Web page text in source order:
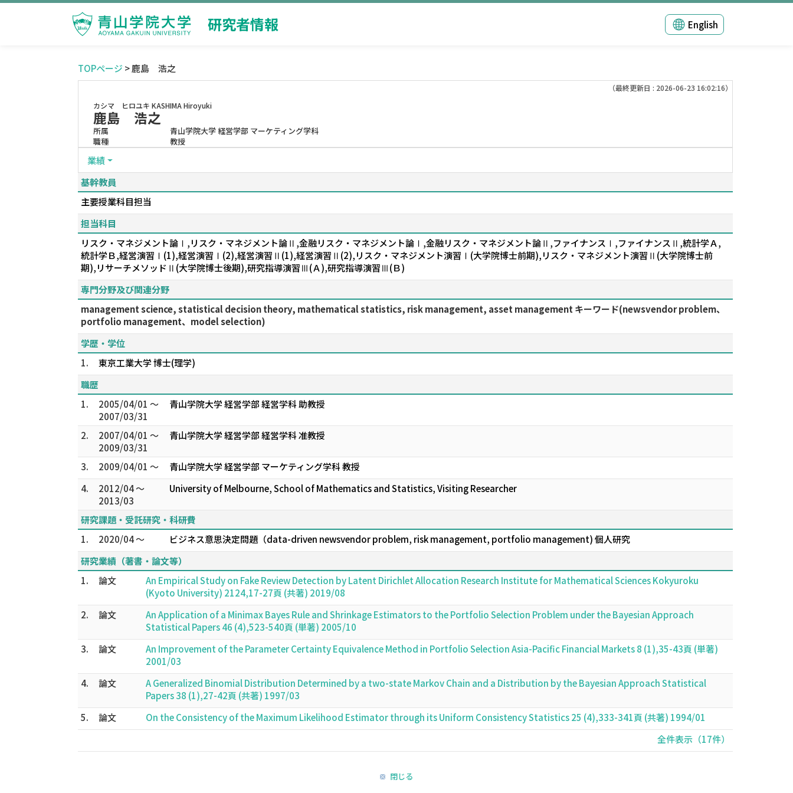
研究者情報 English
TOPページ > 鹿島 浩之
（最終更新日 : 2026-06-23 16:02:16）
カシマ ヒロユキ KASHIMA Hiroyuki
鹿島 浩之
所属
青山学院大学 経営学部 マーケティング学科
職種
教授
業績
基幹教員
主要授業科目担当
担当科目
リスク・マネジメント論Ⅰ,リスク・マネジメント論Ⅱ,金融リスク・マネジメント論Ⅰ,金融リスク・マネジメント論Ⅱ,ファイナンスⅠ,ファイナンスⅡ,統計学Ａ,
統計学Ｂ,経営演習Ⅰ(1),経営演習Ⅰ(2),経営演習Ⅱ(1),経営演習Ⅱ(2),リスク・マネジメント演習Ⅰ(大学院博士前期),リスク・マネジメント演習Ⅱ(大学院博士前
期),リサーチメソッドⅡ(大学院博士後期),研究指導演習Ⅲ(Ａ),研究指導演習Ⅲ(Ｂ)
専門分野及び関連分野
management science, statistical decision theory, mathematical statistics, risk management, asset management キーワード(newsvendor problem、
portfolio management、model selection)
学歴・学位
1.
東京工業大学 博士(理学)
職歴
1.
2005/04/01 ～
2007/03/31
青山学院大学 経営学部 経営学科 助教授
2.
2007/04/01 ～
2009/03/31
青山学院大学 経営学部 経営学科 准教授
3. 2009/04/01 ～
青山学院大学 経営学部 マーケティング学科 教授
4.
2012/04 ～
2013/03
University of Melbourne, School of Mathematics and Statistics, Visiting Researcher
研究課題・受託研究・科研費
1.
2020/04 ～
ビジネス意思決定問題（data-driven newsvendor problem, risk management, portfolio management) 個人研究
研究業績（著書・論文等）
1.
論文
An Empirical Study on Fake Review Detection by Latent Dirichlet Allocation Research Institute for Mathematical Sciences Kokyuroku
(Kyoto University) 2124,17-27頁 (共著) 2019/08
2.
論文
An Application of a Minimax Bayes Rule and Shrinkage Estimators to the Portfolio Selection Problem under the Bayesian Approach
Statistical Papers 46 (4),523-540頁 (単著) 2005/10
3.
論文
An Improvement of the Parameter Certainty Equivalence Method in Portfolio Selection Asia-Pacific Financial Markets 8 (1),35-43頁 (単著)
2001/03
4.
論文
A Generalized Binomial Distribution Determined by a two-state Markov Chain and a Distribution by the Bayesian Approach Statistical
Papers 38 (1),27-42頁 (共著) 1997/03
5.
論文
On the Consistency of the Maximum Likelihood Estimator through its Uniform Consistency Statistics 25 (4),333-341頁 (共著) 1994/01
全件表示（17件）
閉じる